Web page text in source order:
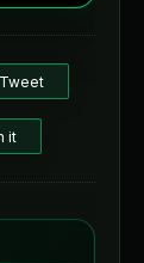
Tweet
it